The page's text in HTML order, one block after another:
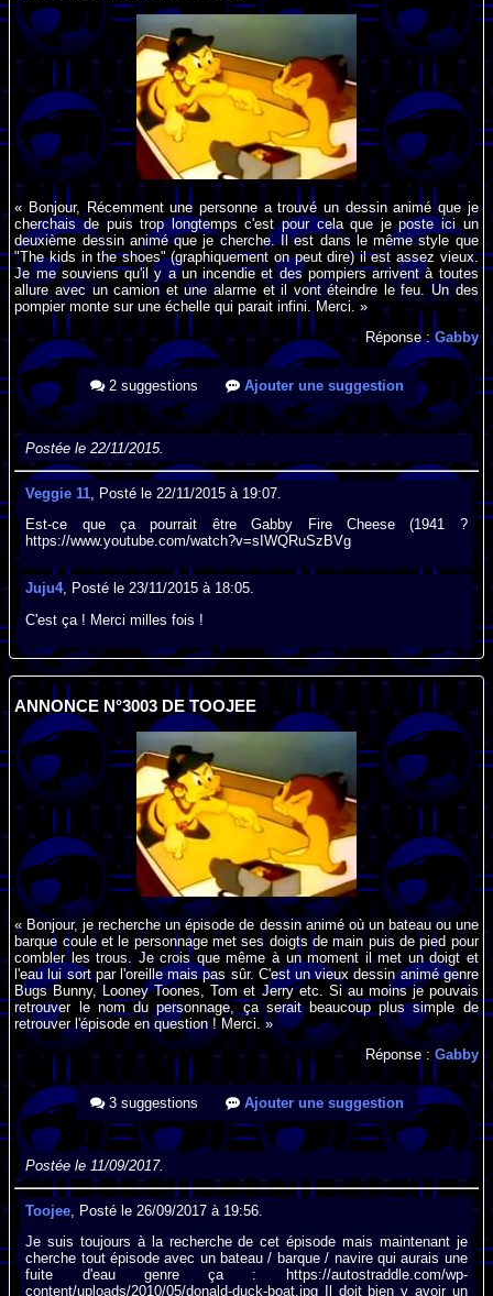
« Bonjour, Récemment une personne a trouvé un dessin animé que je
cherchais de puis trop longtemps c'est pour cela que je poste ici un
deuxième dessin animé que je cherche. Il est dans le même style que
"The kids in the shoes" (graphiquement on peut dire) il est assez vieux.
Je me souviens qu'il y a un incendie et des pompiers arrivent à toutes
allure avec un camion et une alarme et il vont éteindre le feu. Un des
pompier monte sur une échelle qui parait infini. Merci. »
Réponse :Gabby
2 suggestions Ajouter une suggestion
Postée le 22/11/2015.
Veggie 11 , Posté le 22/11/2015 à 19:07.
Est-ce que ça pourrait être Gabby Fire Cheese (1941 ?
https://www.youtube.com/watch?v=sIWQRuSzBVg
Juju4, Posté le 23/11/2015 à 18:05.
C'est ça ! Merci milles fois !
ANNONCE N°3003 DE TOOJEE
« Bonjour, je recherche un épisode de dessin animé où un bateau ou une
barque coule et le personnage met ses doigts de main puis de pied pour
combler les trous. Je crois que même à un moment il met un doigt et
l'eau lui sort par l'oreille mais pas sûr. C'est un vieux dessin animé genre
Bugs Bunny, Looney Toones, Tom et Jerry etc. Si au moins je pouvais
retrouver le nom du personnage, ça serait beaucoup plus simple de
retrouver l'épisode en question ! Merci. »
Réponse :Gabby
3 suggestions Ajouter une suggestion
Postée le 11/09/2017.
Toojee , Posté le 26/09/2017 à 19:56.
Je suis toujours à la recherche de cet épisode mais maintenant je
cherche tout épisode avec un bateau / barque / navire qui aurais une
fuite d'eau genre ça : https://autostraddle.com/wp-
content/uploads/2010/05/donald-duck-boat.jpg Il doit bien y avoir un